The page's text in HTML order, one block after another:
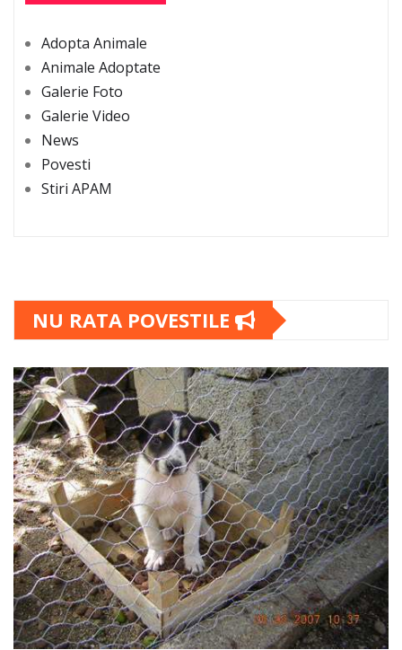
Adopta Animale
Animale Adoptate
Galerie Foto
Galerie Video
News
Povesti
Stiri APAM
NU RATA POVESTILE